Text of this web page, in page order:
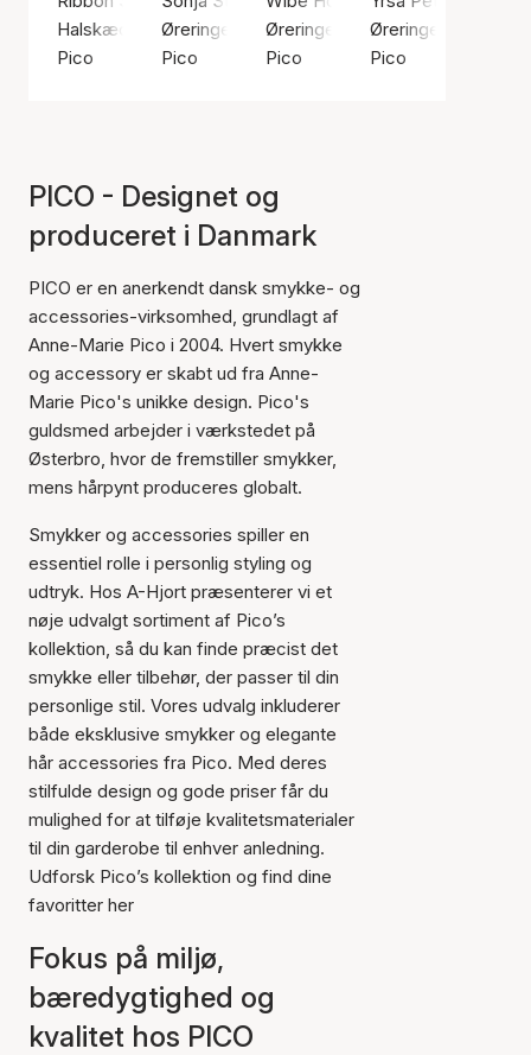
Halskæde, Sølv farve / Forsølvet messing
Pico
Øreringe, Guld farve / Forgyldt sølv sterling
Pico
Øreringe, Sølv farve / Sølv
Pico
Øreringe, Sølv
Pico
PICO - Designet og
produceret i Danmark
PICO er en anerkendt dansk smykke- og
accessories-virksomhed, grundlagt af
Anne-Marie Pico i 2004. Hvert smykke
og accessory er skabt ud fra Anne-
Marie Pico's unikke design. Pico's
guldsmed arbejder i værkstedet på
Østerbro, hvor de fremstiller smykker,
mens hårpynt produceres globalt.
Smykker og accessories spiller en
essentiel rolle i personlig styling og
udtryk. Hos A-Hjort præsenterer vi et
nøje udvalgt sortiment af Pico’s
kollektion, så du kan finde præcist det
smykke eller tilbehør, der passer til din
personlige stil. Vores udvalg inkluderer
både eksklusive smykker og elegante
hår accessories fra Pico. Med deres
stilfulde design og gode priser får du
mulighed for at tilføje kvalitetsmaterialer
til din garderobe til enhver anledning.
Udforsk Pico’s kollektion og find dine
favoritter her
Fokus på miljø,
bæredygtighed og
kvalitet hos PICO